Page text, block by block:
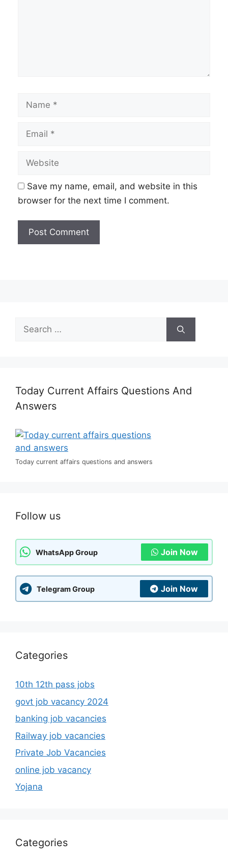
Name
Email
Website
Save my name, email, and website in this
browser for the next time I comment.
Search
for:
Today Current Affairs Questions And
Answers
Today current affairs questions and answers
Follow us
WhatsApp Group Join Now
Telegram Group Join Now
Categories
10th 12th pass jobs
govt job vacancy 2024
banking job vacancies
Railway job vacancies
Private Job Vacancies
online job vacancy
Yojana
Categories